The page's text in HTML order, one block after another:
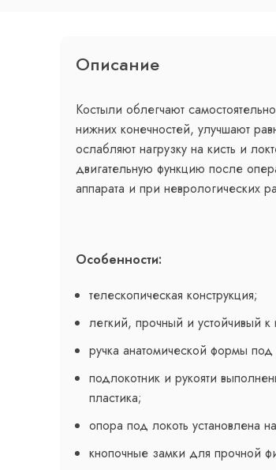
Описание
Костыли облегчают
нижних конечностей, улучшают
ослабляют нагрузку на кисть и
двигательную функцию после
аппарата и при неврологических
Особенности:
телескопическая конструкция;
легкий, прочный и устойчивый
ручка анатомической формы
подлокотник и рукояти
пластика;
опора под локоть установлена
кнопочные замки для прочной